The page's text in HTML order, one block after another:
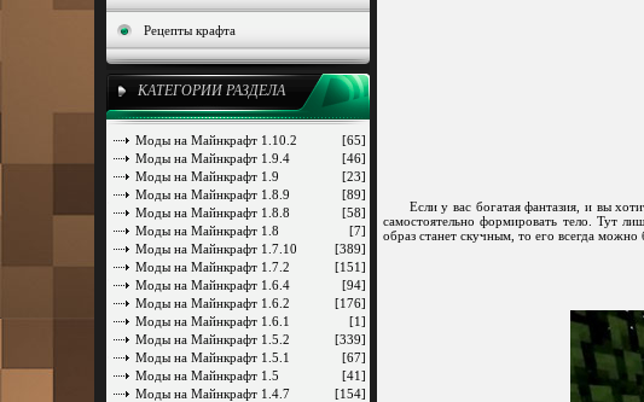
Рецепты крафта
КАТЕГОРИИ РАЗДЕЛА
[65]
Моды на Майнкрафт 1.10.2
[46]
Моды на Майнкрафт 1.9.4
[23]
Моды на Майнкрафт 1.9
[89]
Моды на Майнкрафт 1.8.9
[58]
Моды на Майнкрафт 1.8.8
[7]
Моды на Майнкрафт 1.8
[389]
Моды на Майнкрафт 1.7.10
[151]
Моды на Майнкрафт 1.7.2
[94]
Моды на Майнкрафт 1.6.4
[176]
Моды на Майнкрафт 1.6.2
[1]
Моды на Майнкрафт 1.6.1
[339]
Моды на Майнкрафт 1.5.2
[67]
Моды на Майнкрафт 1.5.1
[41]
Моды на Майнкрафт 1.5
[154]
Моды на Майнкрафт 1.4.7
Если у вас богатая фантазия, и вы
самостоятельно формировать тело. Тут
образ станет скучным, то его всегда можно